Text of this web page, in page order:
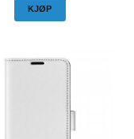
KJØP